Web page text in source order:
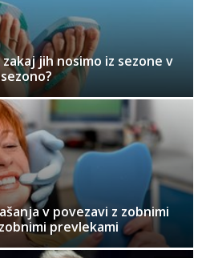
jih nosimo iz sezone v
sezono?
v povezavi z zobnimi
prevlekami